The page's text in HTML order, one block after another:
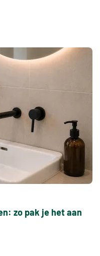
zo pak je het aan